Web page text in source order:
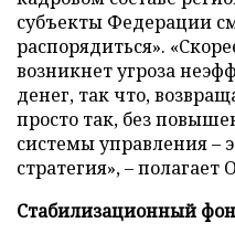
субъекты Федерации
распорядиться».
возникнет угроза
денег, так что,
просто так, без
системы управления –
стратегия», – полагает
Стабилизационный